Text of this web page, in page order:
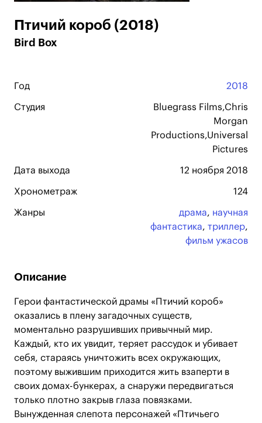
Птичий короб (2018)
Bird Box
Год 2018
Студия
Bluegrass Films,Chris
Morgan
Productions,Universal
Pictures
Дата выхода 12 ноября 2018
Хронометраж 124
Жанры драма, научная
фантастика, триллер,
фильм ужасов
Описание
Герои фантастической драмы «Птичий короб»
оказались в плену загадочных существ,
моментально разрушивших привычный мир.
Каждый, кто их увидит, теряет рассудок и убивает
себя, стараясь уничтожить всех окружающих,
поэтому выжившим приходится жить взаперти в
своих домах-бункерах, а снаружи передвигаться
только плотно закрыв глаза повязками.
Вынужденная слепота персонажей «Птичьего